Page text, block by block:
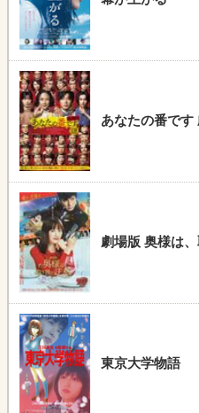
あなたの番です
劇場版 奥様は
東京大学物語